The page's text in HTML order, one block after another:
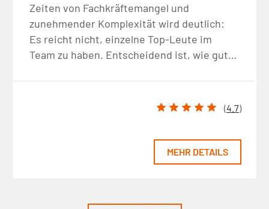
Zeiten von Fachkräftemangel und
zunehmender Komplexität wird deutlich:
Es reicht nicht, einzelne Top-Leute im
Team zu haben. Entscheidend ist, wie gut…
(4.7)
MEHR DETAILS